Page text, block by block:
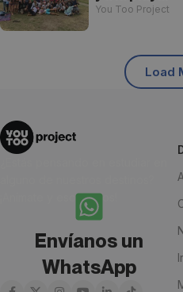
You Too Project
Load
¡Anímate y escríbenos!
Envíanos un
WhatsApp